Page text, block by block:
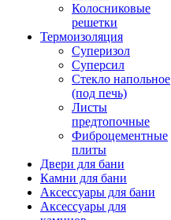
Колосниковые
решетки
Термоизоляция
Суперизол
Суперсил
Стекло напольное
(под печь)
Листы
предтопочные
Фиброцементные
плиты
Двери для бани
Камни для бани
Аксессуары для бани
Аксессуары для